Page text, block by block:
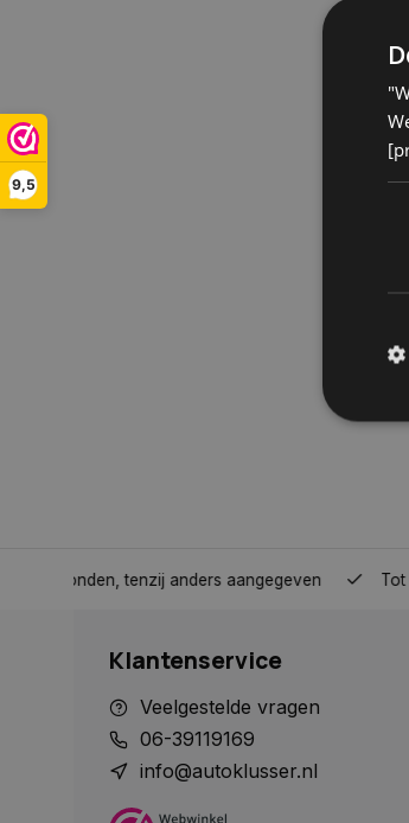
9,5
tenzij anders aangegeven Tot 30 dagen
Klantenservice
Veelgestelde vragen
06-39119169
info@autoklusser.nl